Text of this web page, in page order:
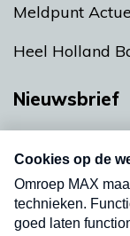
Meldpunt
Heel Holland
Nieuwsbrief
nieuwsbrief.
uw mailbox.